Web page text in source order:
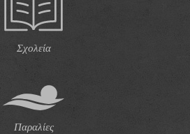
Σχολεία
Παραλίες